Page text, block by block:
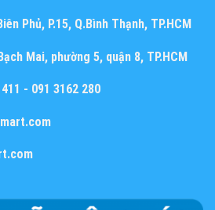
Phủ, P.15, Q.Bình Thạnh, TP.HCM
Mai, phường 5, quận 8, TP.HCM
- 091 3162 280